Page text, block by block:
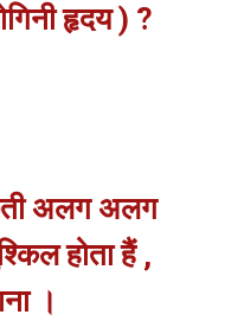
हृदय ) ?
अलग अलग
होता हैं ,
।